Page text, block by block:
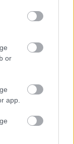
or
app.
παραλία
Οι